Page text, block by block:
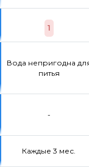
1
Вода непригодна
питья
-
Каждые 3 мес.